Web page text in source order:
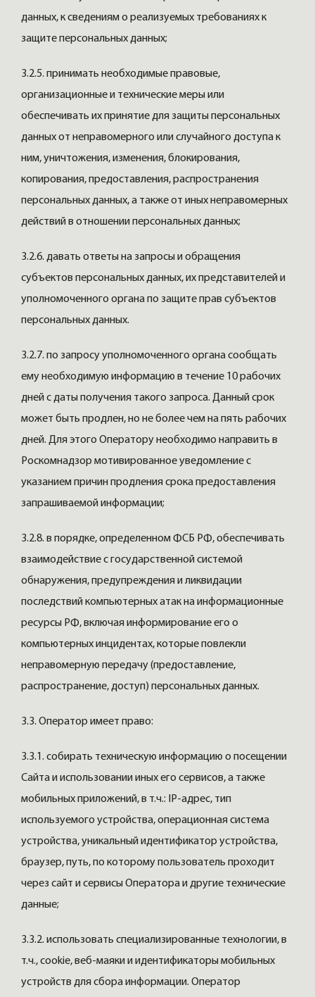
данных, к сведениям о реализуемых требованиях к
защите персональных данных;
3.2.5. принимать необходимые правовые,
организационные и технические меры или
обеспечивать их принятие для защиты персональных
данных от неправомерного или случайного доступа к
ним, уничтожения, изменения, блокирования,
копирования, предоставления, распространения
персональных данных, а также от иных неправомерных
действий в отношении персональных данных;
3.2.6. давать ответы на запросы и обращения
субъектов персональных данных, их представителей и
уполномоченного органа по защите прав субъектов
персональных данных.
3.2.7. по запросу уполномоченного органа сообщать
ему необходимую информацию в течение 10 рабочих
дней с даты получения такого запроса. Данный срок
может быть продлен, но не более чем на пять рабочих
дней. Для этого Оператору необходимо направить в
Роскомнадзор мотивированное уведомление с
указанием причин продления срока предоставления
запрашиваемой информации;
3.2.8. в порядке, определенном ФСБ РФ, обеспечивать
взаимодействие с государственной системой
обнаружения, предупреждения и ликвидации
последствий компьютерных атак на информационные
ресурсы РФ, включая информирование его о
компьютерных инцидентах, которые повлекли
неправомерную передачу (предоставление,
распространение, доступ) персональных данных.
3.3. Оператор имеет право:
3.3.1. собирать техническую информацию о посещении
Сайта и использовании иных его сервисов, а также
мобильных приложений, в т.ч.: IP-адрес, тип
используемого устройства, операционная система
устройства, уникальный идентификатор устройства,
браузер, путь, по которому пользователь проходит
через сайт и сервисы Оператора и другие технические
данные;
3.3.2. использовать специализированные технологии, в
т.ч., cookie, веб-маяки и идентификаторы мобильных
устройств для сбора информации. Оператор